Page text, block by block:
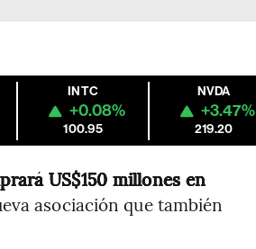
INTC
+0.08%
100.95
NVDA
+3.47%
219.20
US$150 millones en
asociación que también